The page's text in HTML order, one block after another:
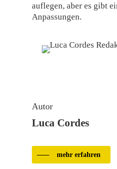
auflegen, aber es gibt
Anpassungen.
Autor
Luca Cordes
mehr erfahren